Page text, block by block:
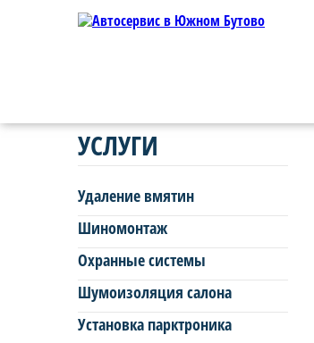
УСЛУГИ
Удаление вмятин
Шиномонтаж
Охранные системы
Шумоизоляция салона
Установка парктроника